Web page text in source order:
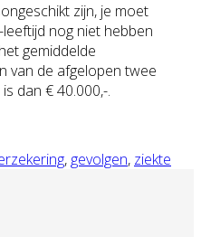
zijn, je moet
nog niet hebben
gemiddelde
van de afgelopen twee
dan € 40.000,-.
, gevolgen, ziekte